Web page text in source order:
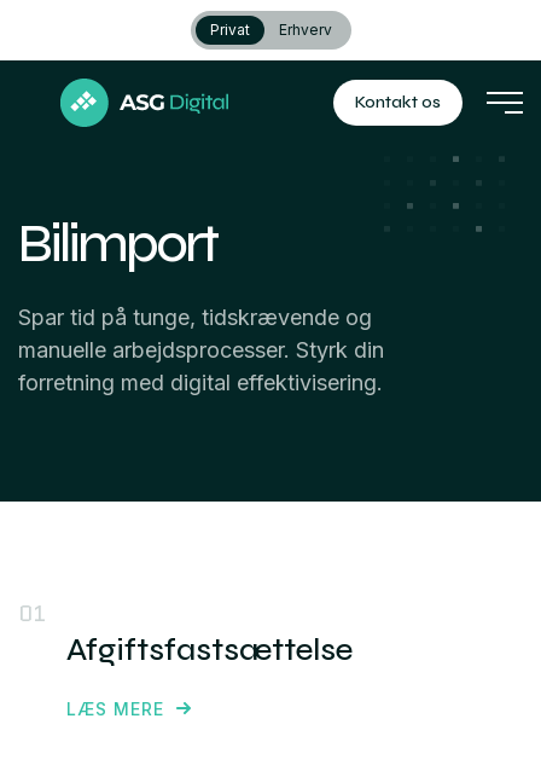
Privat Erhverv
Kontakt os
Bilimport
Spar tid på tunge, tidskrævende og
manuelle arbejdsprocesser. Styrk din
forretning med digital effektivisering.
01
Afgiftsfastsættelse
LÆS MERE